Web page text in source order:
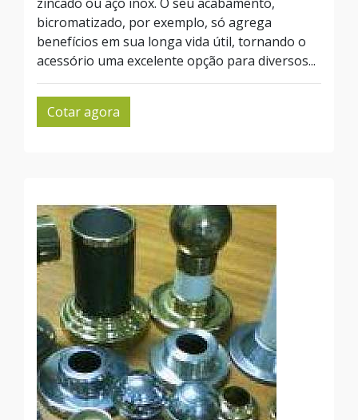
bicromatizado, por exemplo, só agrega
benefícios em sua longa vida útil, tornando o
acessório uma excelente opção para diversos...
Cotar agora